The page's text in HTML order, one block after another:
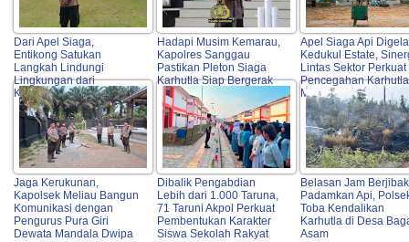
Dari Apel Siaga,
Entikong Satukan
Langkah Lindungi
Lingkungan dari
Karhutla
Hadapi Musim Kemarau,
Kapolres Sanggau
Pastikan Pleton Siaga
Karhutla Siap Bergerak
Apel Siaga Api
Kedukul Estate,
Lintas Sektor Perkuat
Pencegahan
Mukok
Jaga Kerukunan,
Kapolsek Meliau Bangun
Komunikasi dengan
Pengurus Pura Giri
Dewata Mandala Dwipa
Dibalik Pengabdian
Lebih dari 1.000 Taruna,
71 Taruni Akpol Perkuat
Pembentukan Karakter
Siswa Sekolah Rakyat
Belasan Jam
Padamkan Api,
Toba Kendalikan
Karhutla di Desa
Asam